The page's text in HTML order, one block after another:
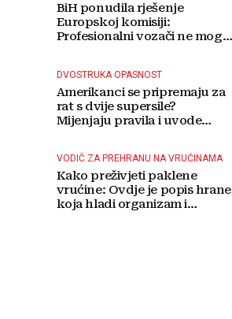
BiH ponudila rješenje
Europskoj komisiji:
Profesionalni vozači ne mogu
DVOSTRUKA OPASNOST
Amerikanci se pripremaju za
rat s dvije supersile?
Mijenjaju pravila i uvode
VODIČ ZA PREHRANU NA VRUĆINAMA
Kako preživjeti paklene
vrućine: Ovdje je popis hrane
koja hladi organizam i